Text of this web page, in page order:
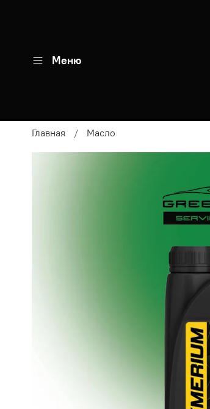
Меню
Главная Масло